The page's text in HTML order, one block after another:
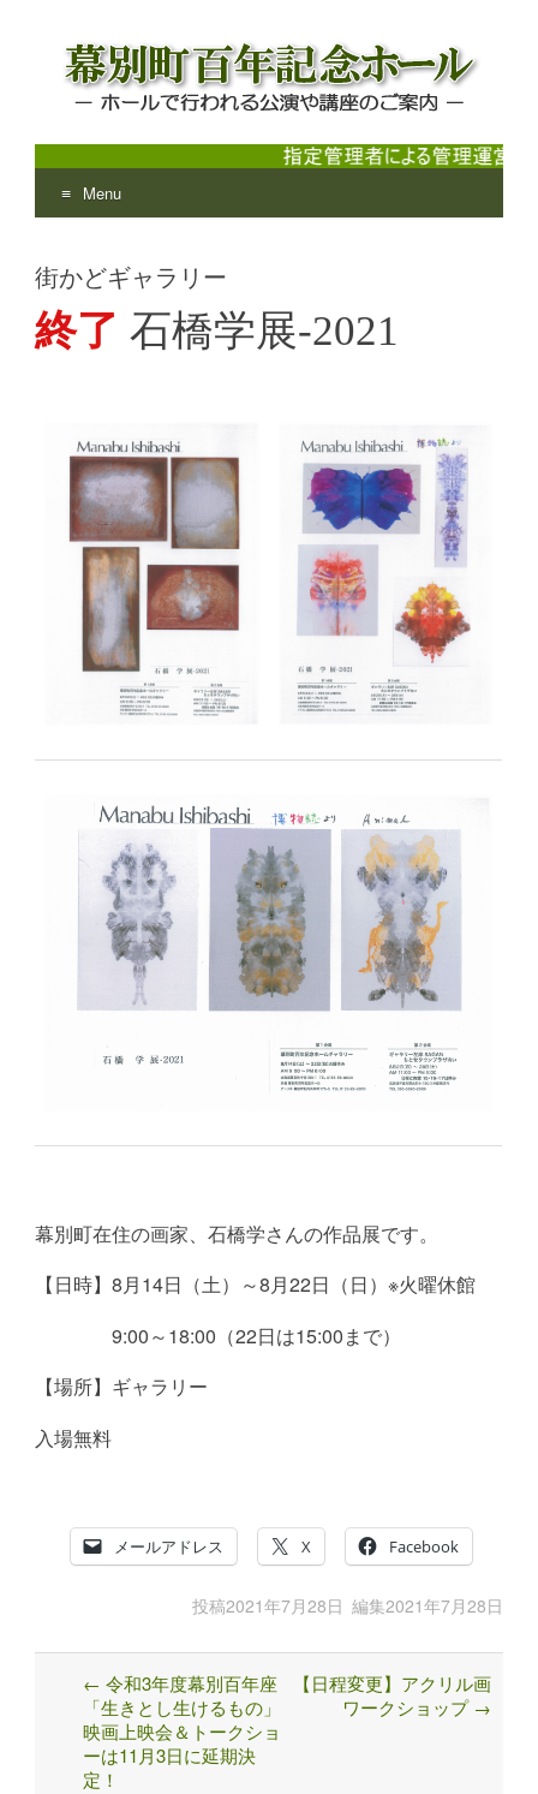
幕別町百年記念ホール
ホールで行われる公演や講座のご案内
Menu
to
content
街かどギャラリー
終了石橋学展-2021
幕別町在住の画家、石橋学さんの作品展です。
【日時】8月14日（土）～8月22日（日）※火曜休館
9:00～18:00（22日は15:00まで）
【場所】ギャラリー
入場無料
メールアドレス X Facebook
投稿2021年7月28日 編集2021年7月28日
Post
navigation
← 令和3年度幕別百年座
「生きとし生けるもの」
映画上映会＆トークショ
ーは11月3日に延期決
定！
【日程変更】アクリル画
ワークショップ →